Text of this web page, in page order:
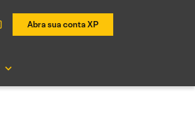
Abra sua conta XP